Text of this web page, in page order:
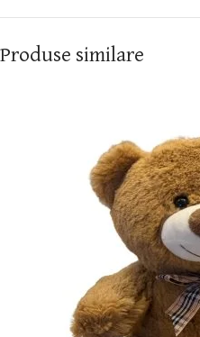
Produse similare